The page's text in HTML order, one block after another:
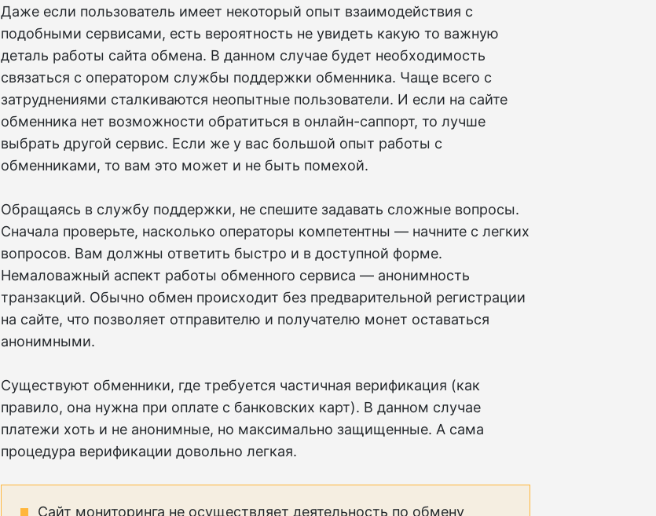
Даже если пользователь имеет некоторый опыт взаимодействия с
подобными сервисами, есть вероятность не увидеть какую то важную
деталь работы сайта обмена. В данном случае будет необходимость
связаться с оператором службы поддержки обменника. Чаще всего с
затруднениями сталкиваются неопытные пользователи. И если на сайте
обменника нет возможности обратиться в онлайн-саппорт, то лучше
выбрать другой сервис. Если же у вас большой опыт работы с
обменниками, то вам это может и не быть помехой.
Обращаясь в службу поддержки, не спешите задавать сложные вопросы.
Сначала проверьте, насколько операторы компетентны — начните с легких
вопросов. Вам должны ответить быстро и в доступной форме.
Немаловажный аспект работы обменного сервиса — анонимность
транзакций. Обычно обмен происходит без предварительной регистрации
на сайте, что позволяет отправителю и получателю монет оставаться
анонимными.
Существуют обменники, где требуется частичная верификация (как
правило, она нужна при оплате с банковских карт). В данном случае
платежи хоть и не анонимные, но максимально защищенные. А сама
процедура верификации довольно легкая.
Сайт мониторинга не осуществляет деятельность по обмену